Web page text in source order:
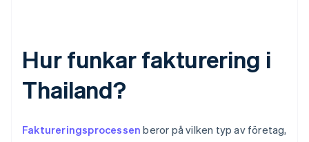
Hur funkar fakturering i
Thailand?
Faktureringsprocessen beror på vilken typ av företag,